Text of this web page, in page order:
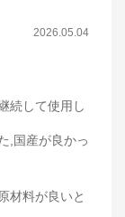
2026.05.04
続して使用し
,国産が良かっ
原材料が良いと